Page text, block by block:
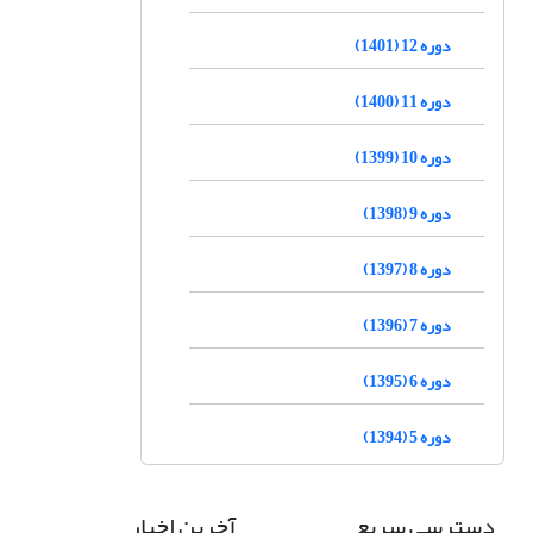
دوره 12 (1401)
دوره 11 (1400)
دوره 10 (1399)
دوره 9 (1398)
دوره 8 (1397)
دوره 7 (1396)
دوره 6 (1395)
دوره 5 (1394)